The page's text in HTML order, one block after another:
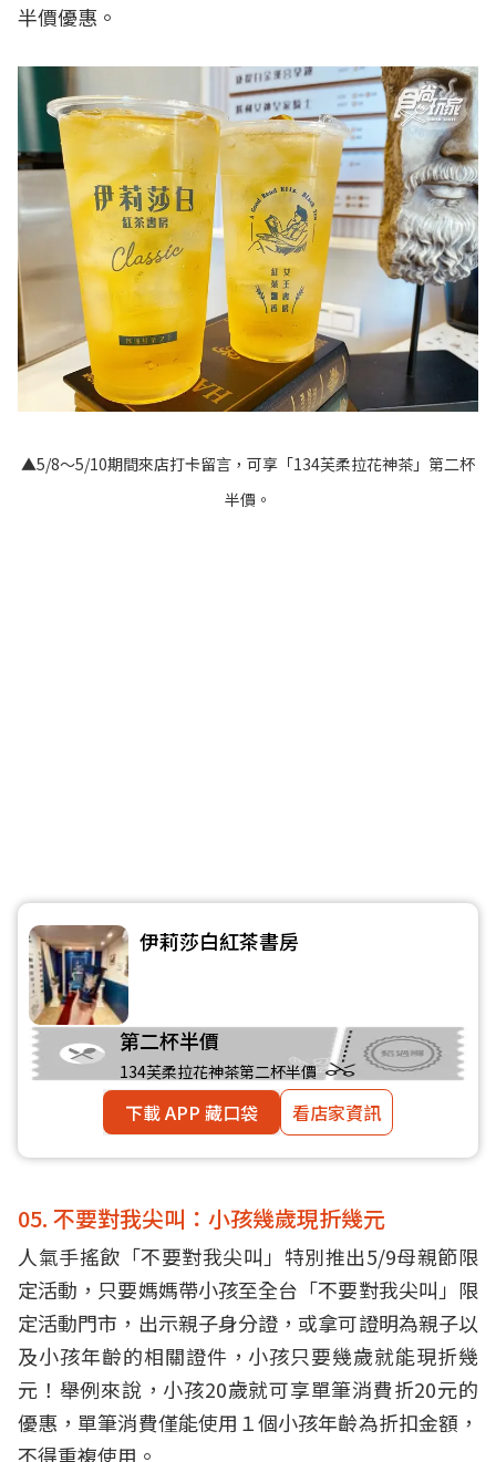
半價優惠。
▲5/8～5/10期間來店打卡留言，可享「134芙柔拉花神茶」第二杯
半價。
伊莉莎白紅茶書房
第二杯半價
134芙柔拉花神茶第二杯半價
下載 APP 藏口袋 看店家資訊
05. 不要對我尖叫：小孩幾歲現折幾元
人氣手搖飲「不要對我尖叫」特別推出5/9母親節限
定活動，只要媽媽帶小孩至全台「不要對我尖叫」限
定活動門市，出示親子身分證，或拿可證明為親子以
及小孩年齡的相關證件，小孩只要幾歲就能現折幾
元！舉例來說，小孩20歲就可享單筆消費折20元的
優惠，單筆消費僅能使用１個小孩年齡為折扣金額，
不得重複使用。